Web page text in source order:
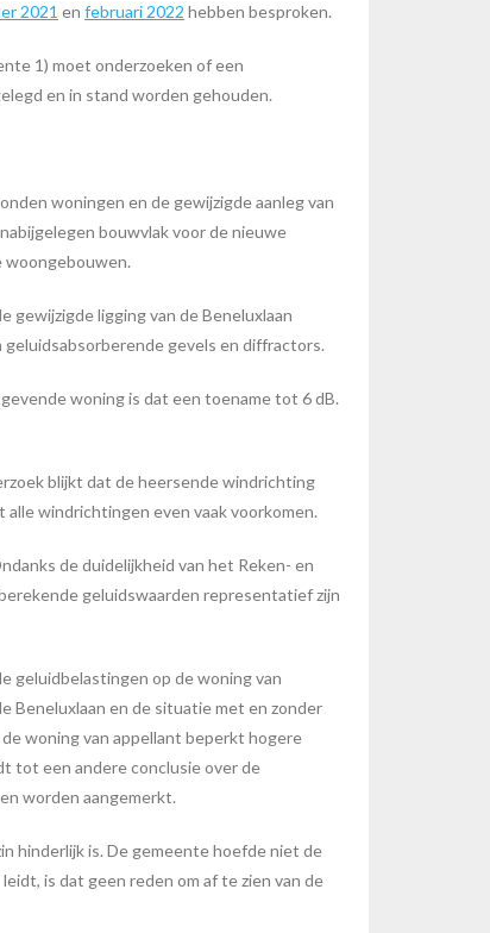
2021 en februari 2022 hebben besproken.
1) moet onderzoeken of een
en in stand worden gehouden.
woningen en de gewijzigde aanleg van
bouwvlak voor de nieuwe
woongebouwen.
gewijzigde ligging van de Beneluxlaan
gevels en diffractors.
woning is dat een toename tot 6 dB.
blijkt dat de heersende windrichting
windrichtingen even vaak voorkomen.
de duidelijkheid van het Reken- en
geluidswaarden representatief zijn
geluidbelastingen op de woning van
Beneluxlaan en de situatie met en zonder
woning van appellant beperkt hogere
tot een andere conclusie over de
worden aangemerkt.
hinderlijk is. De gemeente hoefde niet de
is dat geen reden om af te zien van de